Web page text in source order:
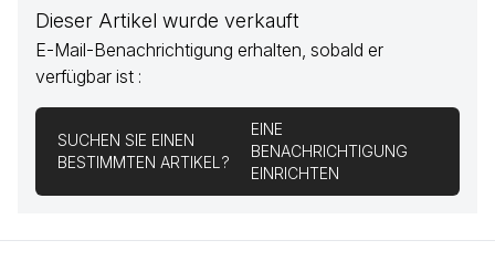
Dieser Artikel wurde verkauft
E-Mail-Benachrichtigung erhalten, sobald er
verfügbar ist :
SUCHEN SIE EINEN
BESTIMMTEN ARTIKEL?
EINE
BENACHRICHTIGUNG
EINRICHTEN